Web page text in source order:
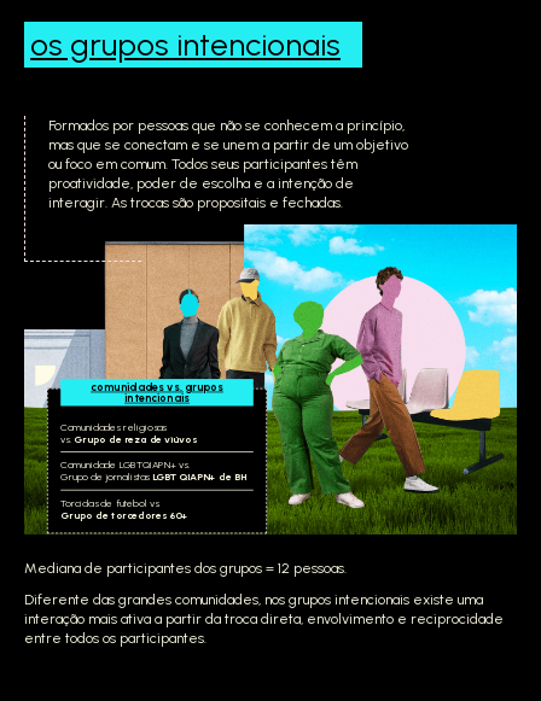
os grupos intencionais
Formados por pessoas que não se conhecem a princípio,
mas que se conectam e se unem a partir de um objetivo
ou foco em comum. Todos seus participantes têm
proatividade, poder de escolha e a intenção de
interagir. As trocas são propositais e fechadas.
Mediana de participantes dos grupos = 12 pessoas.
Diferente das grandes comunidades, nos grupos intencionais existe uma
interação mais ativa a partir da troca direta, envolvimento e reciprocidade
entre todos os participantes.
comunidades vs. grupos
intencionais
Comunidades religiosas
vs. Grupo de reza de viúvos
Comunidade LGBTQIAPN+ vs.
Grupo de jornalistas LGBTQIAPN+ de BH
Torcidas de futebol vs.
Grupo de torcedores 60+